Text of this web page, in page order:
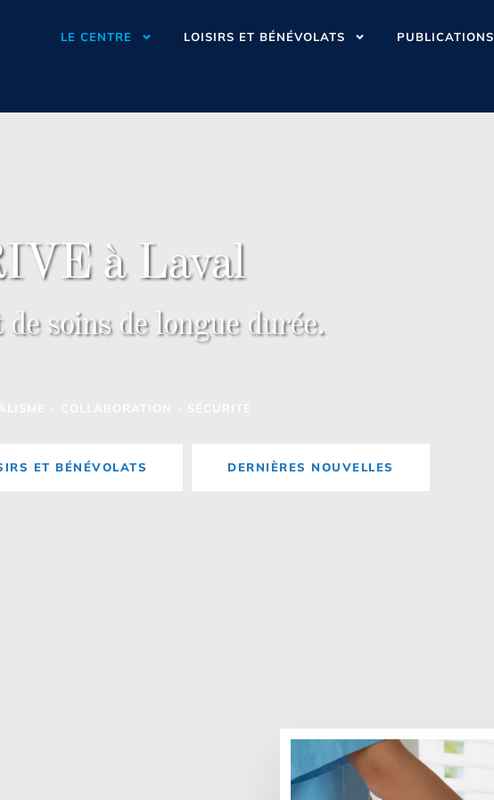
LE CENTRE LOISIRS ET BÉNÉVOLATS PUBLICATIONS
à Laval
soins de longue durée.
ET BÉNÉVOLATS DERNIÈRES NOUVELLES